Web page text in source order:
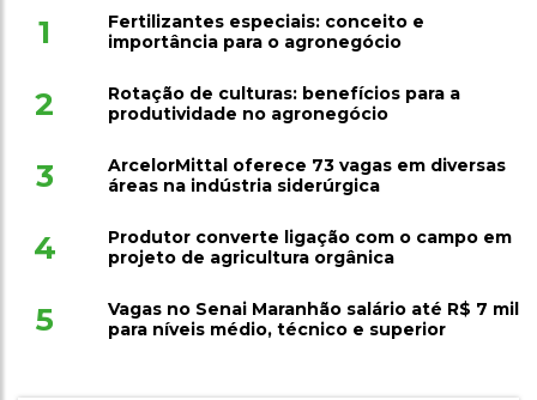
1
Fertilizantes especiais: conceito e
importância para o agronegócio
2
Rotação de culturas: benefícios para a
produtividade no agronegócio
3
ArcelorMittal oferece 73 vagas em diversas
áreas na indústria siderúrgica
4
Produtor converte ligação com o campo em
projeto de agricultura orgânica
5
Vagas no Senai Maranhão salário até R$ 7 mil
para níveis médio, técnico e superior